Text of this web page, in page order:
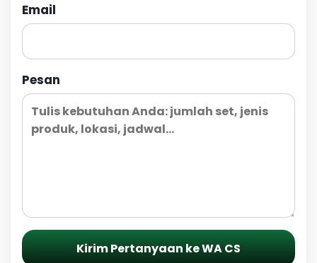
Email
Pesan
Kirim Pertanyaan ke WA CS